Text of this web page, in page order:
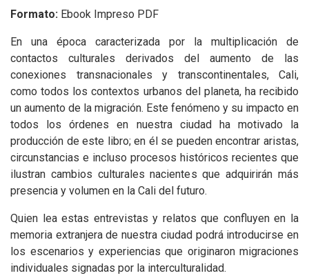
Formato: Ebook Impreso PDF
En una época caracterizada por la multiplicación de
contactos culturales derivados del aumento de las
conexiones transnacionales y transcontinentales, Cali,
como todos los contextos urbanos del planeta, ha recibido
un aumento de la migración. Este fenómeno y su impacto en
todos los órdenes en nuestra ciudad ha motivado la
producción de este libro; en él se pueden encontrar aristas,
circunstancias e incluso procesos históricos recientes que
ilustran cambios culturales nacientes que adquirirán más
presencia y volumen en la Cali del futuro.
Quien lea estas entrevistas y relatos que confluyen en la
memoria extranjera de nuestra ciudad podrá introducirse en
los escenarios y experiencias que originaron migraciones
individuales signadas por la interculturalidad.